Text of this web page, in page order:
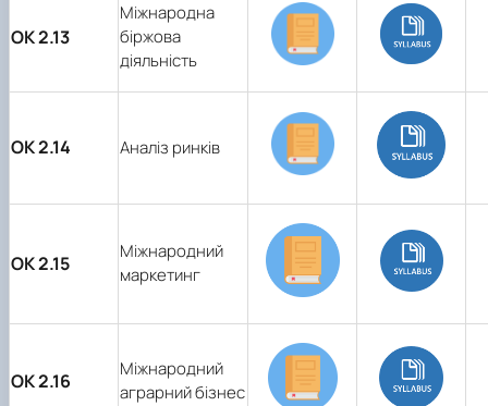
ОК 2.13
Міжнародна
біржова
діяльність
ОК 2.14 Аналіз ринків
ОК 2.15
Міжнародний
маркетинг
ОК 2.16
Міжнародний
аграрний бізнес